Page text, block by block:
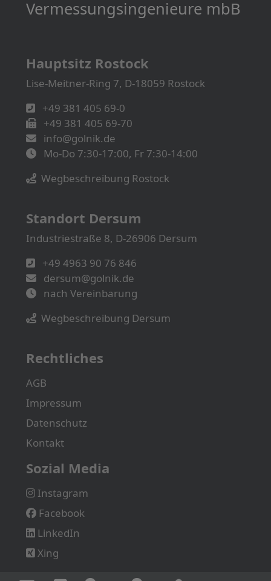
Vermessungs­­ingenieure mbB
Hauptsitz Rostock
Lise-Meitner-Ring 7, D-18059 Rostock
+49 381 405 69-0
+49 381 405 69-70
info@golnik.de
Mo-Do 7:30-17:00, Fr 7:30-14:00
Wegbeschreibung Rostock
Standort Dersum
Industriestraße 8, D-26906 Dersum
+49 4963 90 76 846
dersum@golnik.de
nach Vereinbarung
Wegbeschreibung Dersum
Rechtliches
AGB
Impressum
Datenschutz
Kontakt
Sozial Media
Instagram
Facebook
LinkedIn
Xing